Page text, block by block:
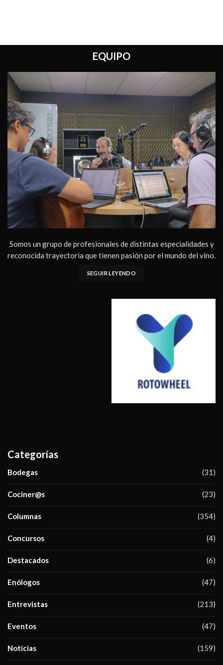
EQUIPO
Somos un grupo de profesionales de distintas especialidades y
reconocida trayectoria que tienen pasión por el mundo del vino.
SEGUIR LEYENDO
Categorías
Bodegas (31)
Cociner@s (23)
Columnas (354)
Concursos (4)
Destacados (6)
Enólogos (47)
Entrevistas (213)
Eventos (47)
Noticias (159)